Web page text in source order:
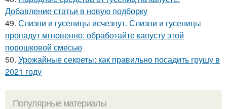
Добавление статьи в новую подборку
49. Слизни и гусеницы исчезнут. Слизни и гусеницы
пропадут мгновенно: обработайте капусту этой
порошковой смесью
50. Урожайные секреты: как правильно посадить грушу в
2021 году
Популярные материалы